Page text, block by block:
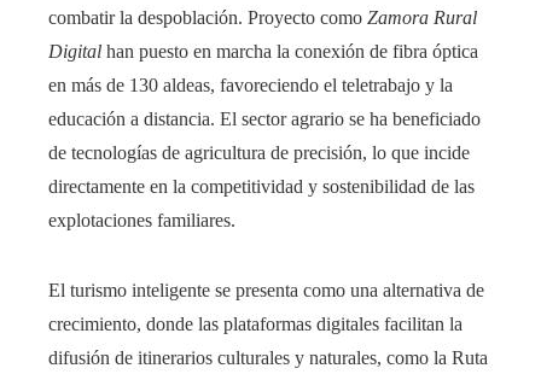
combatir la despoblación. Proyecto como Zamora Rural
Digital han puesto en marcha la conexión de fibra óptica
en más de 130 aldeas, favoreciendo el teletrabajo y la
educación a distancia. El sector agrario se ha beneficiado
de tecnologías de agricultura de precisión, lo que incide
directamente en la competitividad y sostenibilidad de las
explotaciones familiares.
El turismo inteligente se presenta como una alternativa de
crecimiento, donde las plataformas digitales facilitan la
difusión de itinerarios culturales y naturales, como la Ruta